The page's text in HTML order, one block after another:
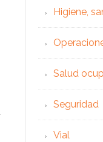
Higiene,
Salud
Seguridad
Vial